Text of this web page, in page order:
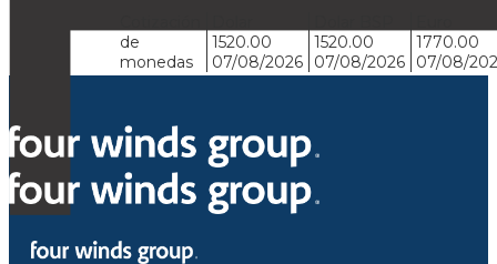
de
monedas
1520.00
07/08/2026
1520.00
07/08/2026
1770.00
07/08/